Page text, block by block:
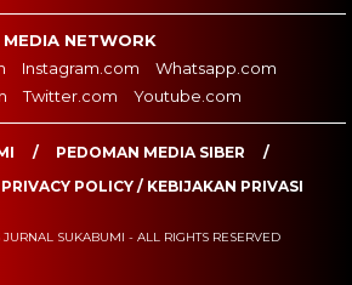
MEDIA NETWORK
Instagram.com
Whatsapp.com
Twitter.com Youtube.com
PEDOMAN MEDIA SIBER
PRIVACY POLICY / KEBIJAKAN PRIVASI
SUKABUMI - ALL RIGHTS RESERVED